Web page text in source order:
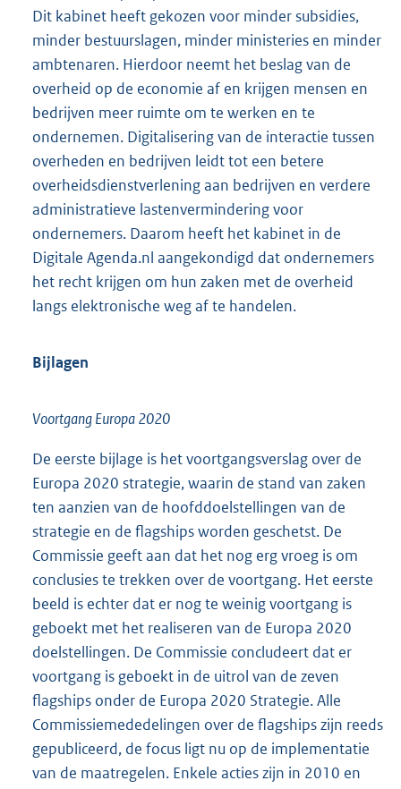
Dit kabinet heeft gekozen voor minder subsidies,
minder bestuurslagen, minder ministeries en minder
ambtenaren. Hierdoor neemt het beslag van de
overheid op de economie af en krijgen mensen en
bedrijven meer ruimte om te werken en te
ondernemen. Digitalisering van de interactie tussen
overheden en bedrijven leidt tot een betere
overheidsdienstverlening aan bedrijven en verdere
administratieve lastenvermindering voor
ondernemers. Daarom heeft het kabinet in de
Digitale Agenda.nl aangekondigd dat ondernemers
het recht krijgen om hun zaken met de overheid
langs elektronische weg af te handelen.
Bijlagen
Voortgang Europa 2020
De eerste bijlage is het voortgangsverslag over de
Europa 2020 strategie, waarin de stand van zaken
ten aanzien van de hoofddoelstellingen van de
strategie en de flagships worden geschetst. De
Commissie geeft aan dat het nog erg vroeg is om
conclusies te trekken over de voortgang. Het eerste
beeld is echter dat er nog te weinig voortgang is
geboekt met het realiseren van de Europa 2020
doelstellingen. De Commissie concludeert dat er
voortgang is geboekt in de uitrol van de zeven
flagships onder de Europa 2020 Strategie. Alle
Commissiemededelingen over de flagships zijn reeds
gepubliceerd, de focus ligt nu op de implementatie
van de maatregelen. Enkele acties zijn in 2010 en